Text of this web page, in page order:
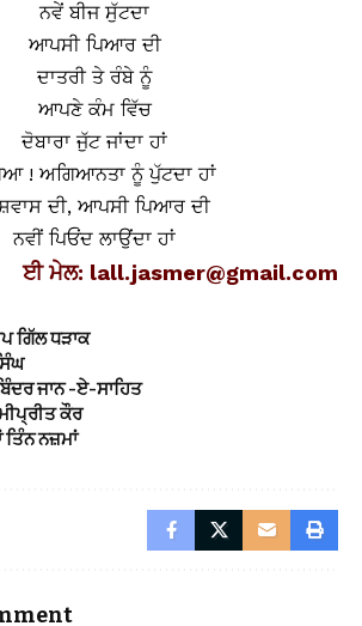
ਨਵੇਂ ਬੀਜ ਸੁੱਟਦਾ
ਆਪਸੀ ਪਿਆਰ ਦੀ
ਦਾਤਰੀ ਤੇ ਰੰਬੇ ਨੂੰ
ਆਪਣੇ ਕੰਮ ਵਿੱਚ
ਦੋਬਾਰਾ ਜੁੱਟ ਜਾਂਦਾ ਹਾਂ
! ਅਗਿਆਨਤਾ ਨੂੰ ਪੁੱਟਦਾ ਹਾਂ
ਦੀ, ਆਪਸੀ ਪਿਆਰ ਦੀ
ਨਵੀਂ ਪਿਓਂਦ ਲਾਉਂਦਾ ਹਾਂ
ਈ ਮੇਲ: lall.jasmer@gmail.com
ਗਿੱਲ ਧੜਾਕ
ਜਾਨ -ਏ-ਸਾਹਿਤ
ਕੌਰ
ਨਜ਼ਮਾਂ